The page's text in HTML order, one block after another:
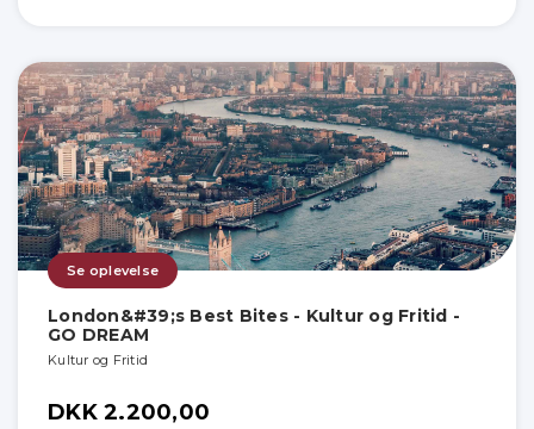
Se oplevelse
London&#39;s Best Bites - Kultur og Fritid -
GO DREAM
Kultur og Fritid
DKK 2.200,00